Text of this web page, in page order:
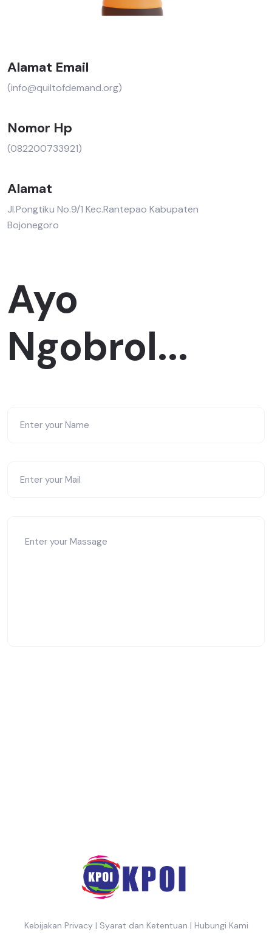
Alamat Email
(info@quiltofdemand.org)
Nomor Hp
(082200733921)
Alamat
Jl.Pongtiku No.9/1 Kec.Rantepao Kabupaten
Bojonegoro
Ayo
Ngobrol...
Kebijakan Privacy| Syarat dan Ketentuan | Hubungi Kami